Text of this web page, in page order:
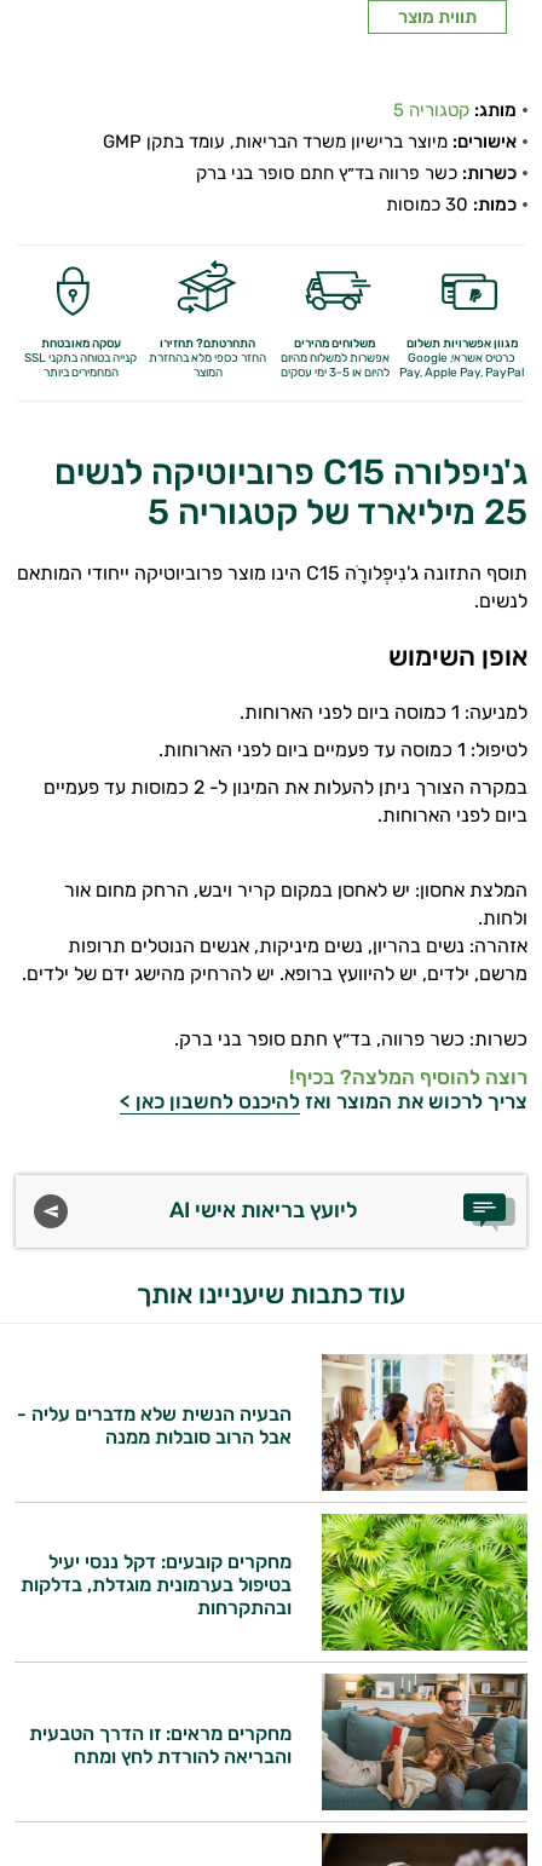
תווית מוצר
מותג: קטגוריה 5
אישורים: מיוצר ברישיון משרד הבריאות, עומד בתקן GMP
כשרות: כשר פרווה בד״ץ חתם סופר בני ברק
כמות:
מגוון אפשרויות תשלום
כרטיס אשראי, Google
Pay,Apple Pay, PayPal
משלוחים מהירים
אפשרות למשלוח מהיום
להיום או 3-5 ימי עסקים
התחרטתם? תחזירו
החזר כספי מלאבהחזרת
המוצר
עסקה מאובטחת
קנייה בטוחה בתקני SSL
המחמירים ביותר
ג'ניפלורה C15 פרוביוטיקה לנשים
25 מיליארד של קטגוריה 5
תוסף התזונה ג'נִיפְלורָֹה C15 הינו מוצר פרוביוטיקה ייחודי המותאם
לנשים.
אופן השימוש
למניעה: 1 כמוסה ביום לפני הארוחות.
לטיפול: 1 כמוסה עד פעמיים ביום לפני הארוחות.
במקרה הצורך ניתן להעלות את המינון ל- 2 כמוסות עד פעמיים
ביום לפני הארוחות.
המלצת אחסון: יש לאחסן במקום קריר ויבש, הרחק מחום אור
ולחות.
אזהרה: נשים בהריון, נשים מיניקות, אנשים הנוטלים תרופות
מרשם, ילדים, יש להיוועץ ברופא. יש להרחיק מהישג ידם של ילדים.
כשרות: כשר פרווה, בד״ץ חתם סופר בני ברק.
רוצה להוסיף המלצה? בכיף!
צריך לרכוש את המוצר ואז להיכנס לחשבון כאן >
ליועץ בריאות אישי AI
עוד כתבות שיעניינו אותך
הבעיה הנשית שלא מדברים עליה -
אבל הרוב סובלות ממנה
מחקרים קובעים: דקל ננסי יעיל
בטיפול בערמונית מוגדלת, בדלקות
ובהתקרחות
מחקרים מראים: זו הדרך הטבעית
והבריאה להורדת לחץ ומתח